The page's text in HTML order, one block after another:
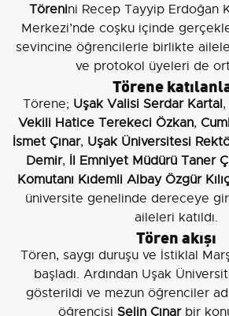
Törenini Recep Tayyip Erdoğan
Merkezi’nde coşku içinde
sevincine öğrencilerle birlikte
ve protokol üyeleri de
Törene
Törene; Uşak Valisi Serdar Kartal,
Vekili Hatice Terekeci Özkan,
İsmet Çınar, Uşak Üniversitesi
Demir, İl Emniyet Müdürü Taner
Komutanı Kıdemli Albay Özgür
üniversite genelinde dereceye
aileleri katıldı.
Tören akışı
Tören, saygı duruşu ve İstiklal
başladı. Ardından Uşak
gösterildi ve mezun öğrenciler
öğrencisi Selin Çınarbir